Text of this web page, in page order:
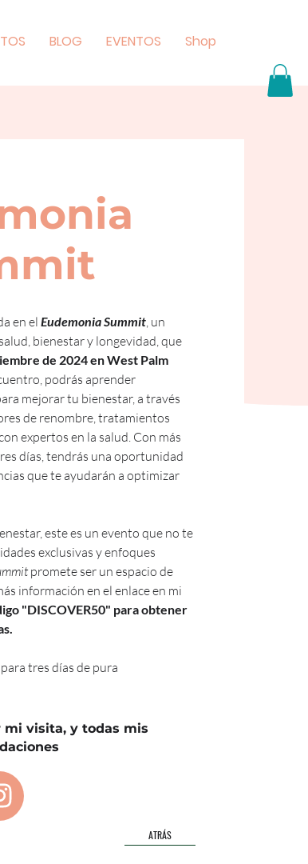
BLOG EVENTOS Shop
en el Eudemonia Summit , un
bienestar y longevidad, que
de 2024 en West Palm
podrás aprender
mejorar tu bienestar, a través
de renombre, tratamientos
expertos en la salud. Con más
días, tendrás una oportunidad
que te ayudarán a optimizar
este es un evento que no te
exclusivas y enfoques
promete ser un espacio de
información en el enlace en mi
"DISCOVER50" para obtener
tres días de pura
mi visita, y todas mis
ATRÁS